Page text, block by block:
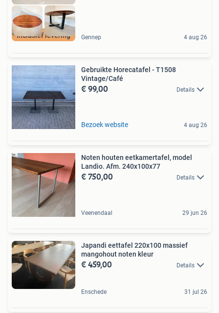
Inclusief levering Gennep 4 aug 26
Gebruikte Horecatafel - T1508
Vintage/Café
€ 99,00 Details
Bezoek website 4 aug 26
Noten houten eetkamertafel, model
Landio. Afm. 240x100x77
€ 750,00 Details
Veenendaal 29 jun 26
Japandi eettafel 220x100 massief
mangohout noten kleur
€ 459,00 Details
Enschede 31 jul 26